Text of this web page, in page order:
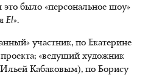
было «персональное шоу»
El».
участник, по Екатерине
проекта; «ведущий художник
Кабаковым), по Борису